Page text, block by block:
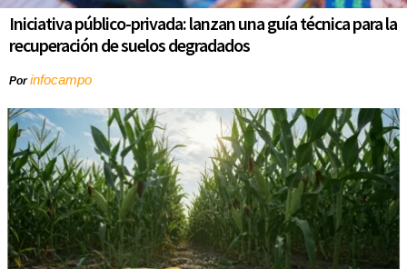
Iniciativa público-privada: lanzan una guía técnica para la
recuperación de suelos degradados
Porinfocampo